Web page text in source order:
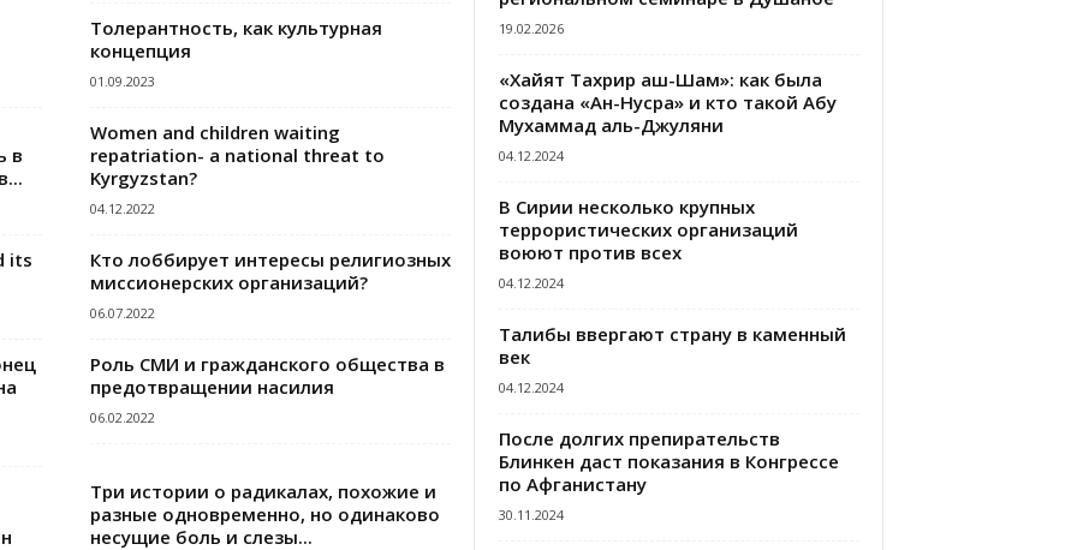
Толерантность, как культурная
концепция
01.09.2023
в
Women and children waiting
repatriation- a national threat to
Kyrgyzstan?
04.12.2022
its
Кто лоббирует интересы религиозных
миссионерских организаций?
06.07.2022
Роль СМИ и гражданского общества в
предотвращении насилия
06.02.2022
Три истории о радикалах, похожие и
разные одновременно, но одинаково
несущие боль и слезы...
19.02.2026
«Хайят Тахрир аш-Шам»: как была
создана «Ан-Нусра» и кто такой Абу
Мухаммад аль-Джуляни
04.12.2024
В Сирии несколько крупных
террористических организаций
воюют против всех
04.12.2024
Талибы ввергают страну в каменный
век
04.12.2024
После долгих препирательств
Блинкен даст показания в Конгрессе
по Афганистану
30.11.2024